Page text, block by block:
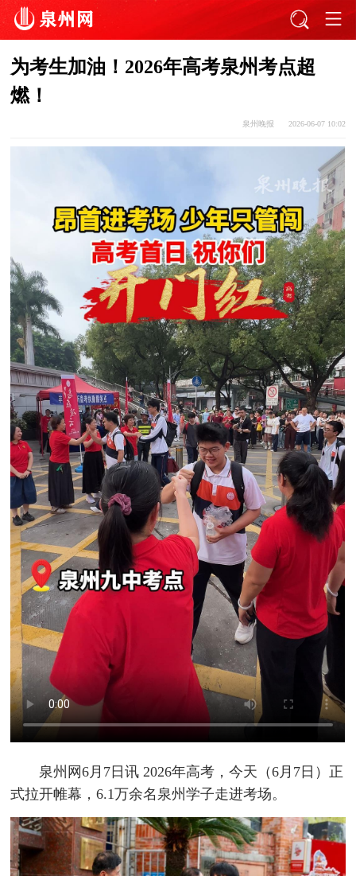
为考生加油！2026年高考泉州考点超
燃！
泉州晚报 2026-06-07 10:02
泉州网6月7日讯 2026年高考，今天（6月7日）正
式拉开帷幕，6.1万余名泉州学子走进考场。